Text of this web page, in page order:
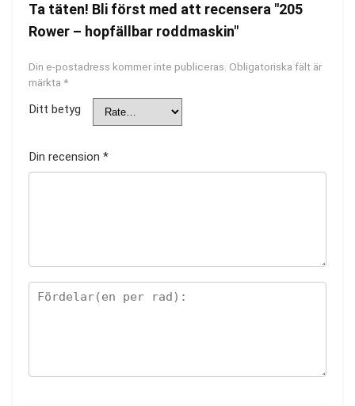
Ta täten! Bli först med att recensera "205
Rower – hopfällbar roddmaskin"
Din e-postadress kommer inte publiceras. Obligatoriska fält är
märkta *
Ditt betyg
Din recension *